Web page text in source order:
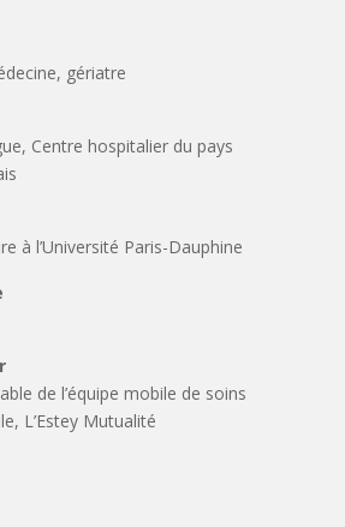
gériatre
Centre hospitalier du pays
à l’Université Paris-Dauphine
de l’équipe mobile de soins
L’Estey Mutualité